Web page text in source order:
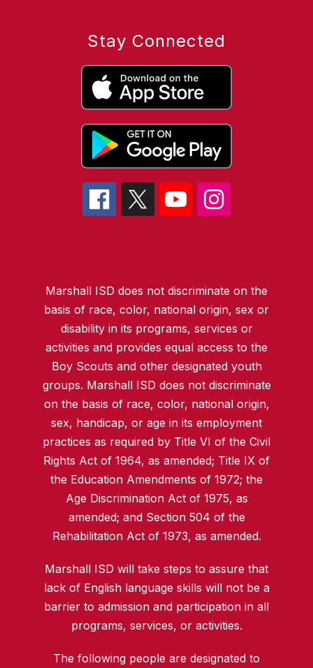
Stay Connected
Marshall ISD does not discriminate on the
basis of race, color, national origin, sex or
disability in its programs, services or
activities and provides equal access to the
Boy Scouts and other designated youth
groups. Marshall ISD does not discriminate
on the basis of race, color, national origin,
sex, handicap, or age in its employment
practices as required by Title VI of the Civil
Rights Act of 1964, as amended; Title IX of
the Education Amendments of 1972; the
Age Discrimination Act of 1975, as
amended; and Section 504 of the
Rehabilitation Act of 1973, as amended.
Marshall ISD will take steps to assure that
lack of English language skills will not be a
barrier to admission and participation in all
programs, services, or activities.
The following people are designated to